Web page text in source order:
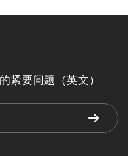
紧要问题（英文）